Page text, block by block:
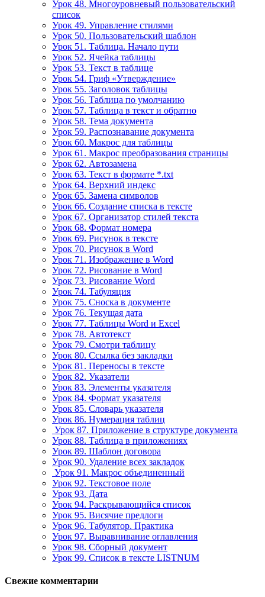
Урок 48. Многоуровневый пользовательский
список
Урок 49. Управление стилями
Урок 50. Пользовательский шаблон
Урок 51. Таблица. Начало пути
Урок 52. Ячейка таблицы
Урок 53. Текст в таблице
Урок 54. Гриф «Утверждение»
Урок 55. Заголовок таблицы
Урок 56. Таблица по умолчанию
Урок 57. Таблица в текст и обратно
Урок 58. Тема документа
Урок 59. Распознавание документа
Урок 60. Макрос для таблицы
Урок 61. Макрос преобразования страницы
Урок 62. Автозамена
Урок 63. Текст в формате *.txt
Урок 64. Верхний индекс
Урок 65. Замена символов
Урок 66. Создание списка в тексте
Урок 67. Организатор стилей текста
Урок 68. Формат номера
Урок 69. Рисунок в тексте
Урок 70. Рисунок в Word
Урок 71. Изображение в Word
Урок 72. Рисование в Word
Урок 73. Рисование Word
Урок 74. Табуляция
Урок 75. Сноска в документе
Урок 76. Текущая дата
Урок 77. Таблицы Word и Excel
Урок 78. Автотекст
Урок 79. Смотри таблицу
Урок 80. Ссылка без закладки
Урок 81. Переносы в тексте
Урок 82. Указатели
Урок 83. Элементы указателя
Урок 84. Формат указателя
Урок 85. Словарь указателя
Урок 86. Нумерация таблиц
Урок 87. Приложение в структуре документа
Урок 88. Таблица в приложениях
Урок 89. Шаблон договора
Урок 90. Удаление всех закладок
Урок 91. Макрос объединенный
Урок 92. Текстовое поле
Урок 93. Дата
Урок 94. Раскрывающийся список
Урок 95. Висячие предлоги
Урок 96. Табулятор. Практика
Урок 97. Выравнивание оглавления
Урок 98. Сборный документ
Урок 99. Список в тексте LISTNUM
Свежие комментарии